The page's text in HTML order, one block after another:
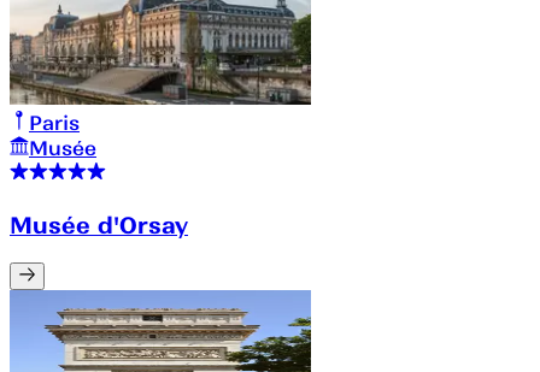
Paris
Musée
Musée d'Orsay